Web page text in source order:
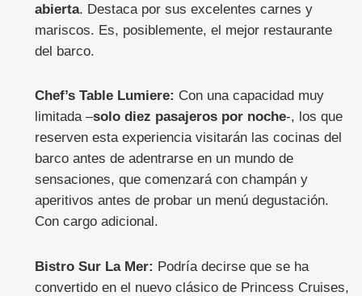
abierta. Destaca por sus excelentes carnes y
mariscos. Es, posiblemente, el mejor restaurante
del barco.
Chef’s Table Lumiere: Con una capacidad muy
limitada –solo diez pasajeros por noche-, los que
reserven esta experiencia visitarán las cocinas del
barco antes de adentrarse en un mundo de
sensaciones, que comenzará con champán y
aperitivos antes de probar un menú degustación.
Con cargo adicional.
Bistro Sur La Mer: Podría decirse que se ha
convertido en el nuevo clásico de Princess Cruises,